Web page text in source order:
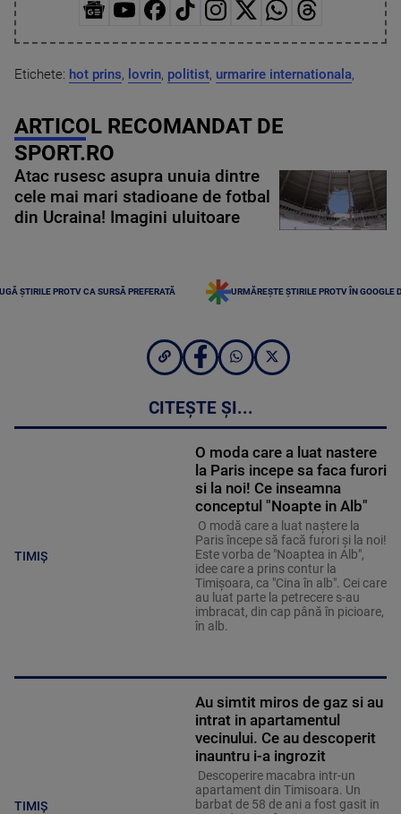
Etichete: hot prins, lovrin, politist, urmarire internationala,
ARTICOL RECOMANDAT DE
SPORT.RO
Atac rusesc asupra unuia dintre
cele mai mari stadioane de fotbal
din Ucraina! Imagini uluitoare
ȘTIRILE PROTV CA SURSĂ PREFERATĂ URMĂREȘTE ȘTIRILE PROTV ÎN GOOGLE
CITEȘTE ȘI...
TIMIȘ
O moda care a luat nastere
la Paris incepe sa faca furori
si la noi! Ce inseamna
conceptul "Noapte in Alb"
O modă care a luat naştere la
Paris începe să facă furori şi la noi!
Este vorba de "Noaptea in Alb",
idee care a prins contur la
Timişoara, ca "Cina în alb". Cei care
au luat parte la petrecere s-au
imbracat, din cap până în picioare,
în alb.
TIMIȘ
Au simtit miros de gaz si au
intrat in apartamentul
vecinului. Ce au descoperit
inauntru i-a ingrozit
Descoperire macabra intr-un
apartament din Timisoara. Un
barbat de 58 de ani a fost gasit in